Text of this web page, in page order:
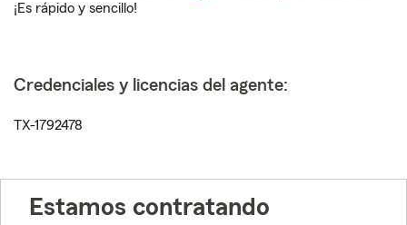
¡Es rápido y sencillo!
Credenciales y licencias del agente:
TX-1792478
Estamos contratando